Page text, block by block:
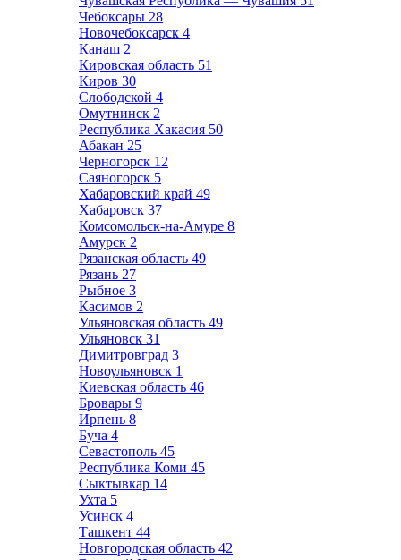
Чебоксары 28
Новочебоксарск 4
Канаш 2
Кировская область 51
Киров 30
Слободской 4
Омутнинск 2
Республика Хакасия 50
Абакан 25
Черногорск 12
Саяногорск 5
Хабаровский край 49
Хабаровск 37
Комсомольск-на-Амуре 8
Амурск 2
Рязанская область 49
Рязань 27
Рыбное 3
Касимов 2
Ульяновская область 49
Ульяновск 31
Димитровград 3
Новоульяновск 1
Киевская область 46
Бровары 9
Ирпень 8
Буча 4
Севастополь 45
Республика Коми 45
Сыктывкар 14
Ухта 5
Усинск 4
Ташкент 44
Новгородская область 42